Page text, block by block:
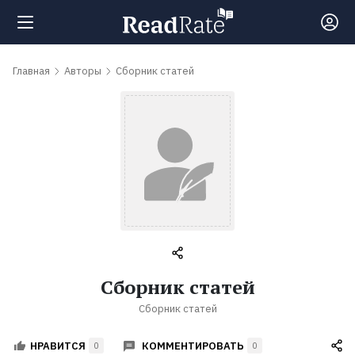
Поиск
обсуждаемые
Авторы
Главная Авторы Сборник статей
Сборник статей
Сборник статей
НРАВИТСЯ 0 КОММЕНТИРОВАТЬ 0